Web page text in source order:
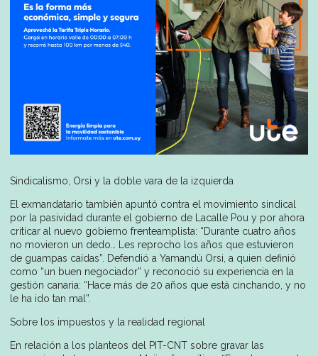
Sindicalismo, Orsi y la doble vara de la izquierda
El exmandatario también apuntó contra el movimiento sindical
por la pasividad durante el gobierno de Lacalle Pou y por ahora
criticar al nuevo gobierno frenteamplista: “Durante cuatro años
no movieron un dedo… Les reprocho los años que estuvieron
de guampas caídas”. Defendió a Yamandú Orsi, a quien definió
como “un buen negociador” y reconoció su experiencia en la
gestión canaria: “Hace más de 20 años que está cinchando, y no
le ha ido tan mal”.
Sobre los impuestos y la realidad regional
En relación a los planteos del PIT-CNT sobre gravar las